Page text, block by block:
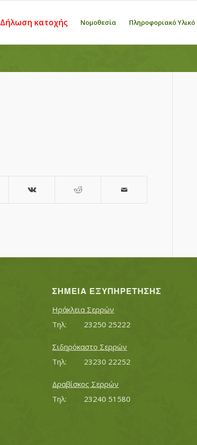
Δήλωση κατοχής Νομοθεσία Πληροφοριακό Υλικό
ΣΗΜΕΊΑ ΕΞΥΠΗΡΈΤΗΣΗΣ
Ηράκλεια Σερρών
Τηλ:		23250 25222
Σιδηρόκαστο Σερρών
Τηλ:		23230 22252
Δραβίσκος Σερρών
Τηλ:		23240 51580